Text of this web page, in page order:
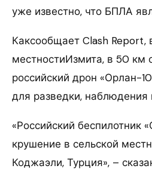
уже известно, что БПЛА
Каксообщает Clash Report,
местностиИзмита, в 50 км
российский дрон «Орлан-
для разведки, наблюдения
«Российский беспилотник
крушение в сельской
Коджаэли, Турция», –